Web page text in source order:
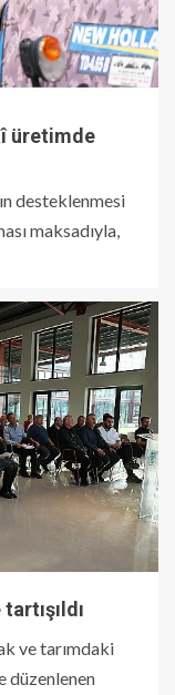
üretimde
desteklenmesi
maksadıyla,
ve tarımdaki
düzenlenen